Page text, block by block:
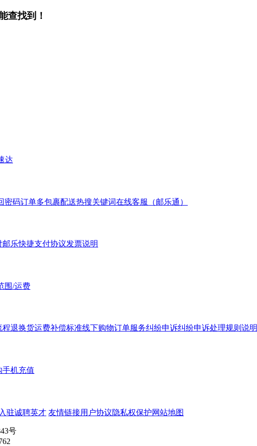
查找到！
达
密码订单多包裹配送热搜关键词在线客服（邮乐通）
邮乐快捷支付协议发票说明
围/运费
程退换货运费补偿标准线下购物订单服务纠纷申诉纠纷申诉处理规则说明
手机充值
驻诚聘英才 友情链接用户协议隐私权保护网站地图
号